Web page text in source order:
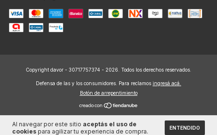
Al navegar por este sitio aceptás el uso de
cookies para agilizar tu experiencia de compra. ENTENDIDO
Copyright davor - 30717757374 - 2026. Todos los derechos reservados.
Defensa de las y los consumidores. Para reclamos ingresá acá.
Botón de arrepentimiento